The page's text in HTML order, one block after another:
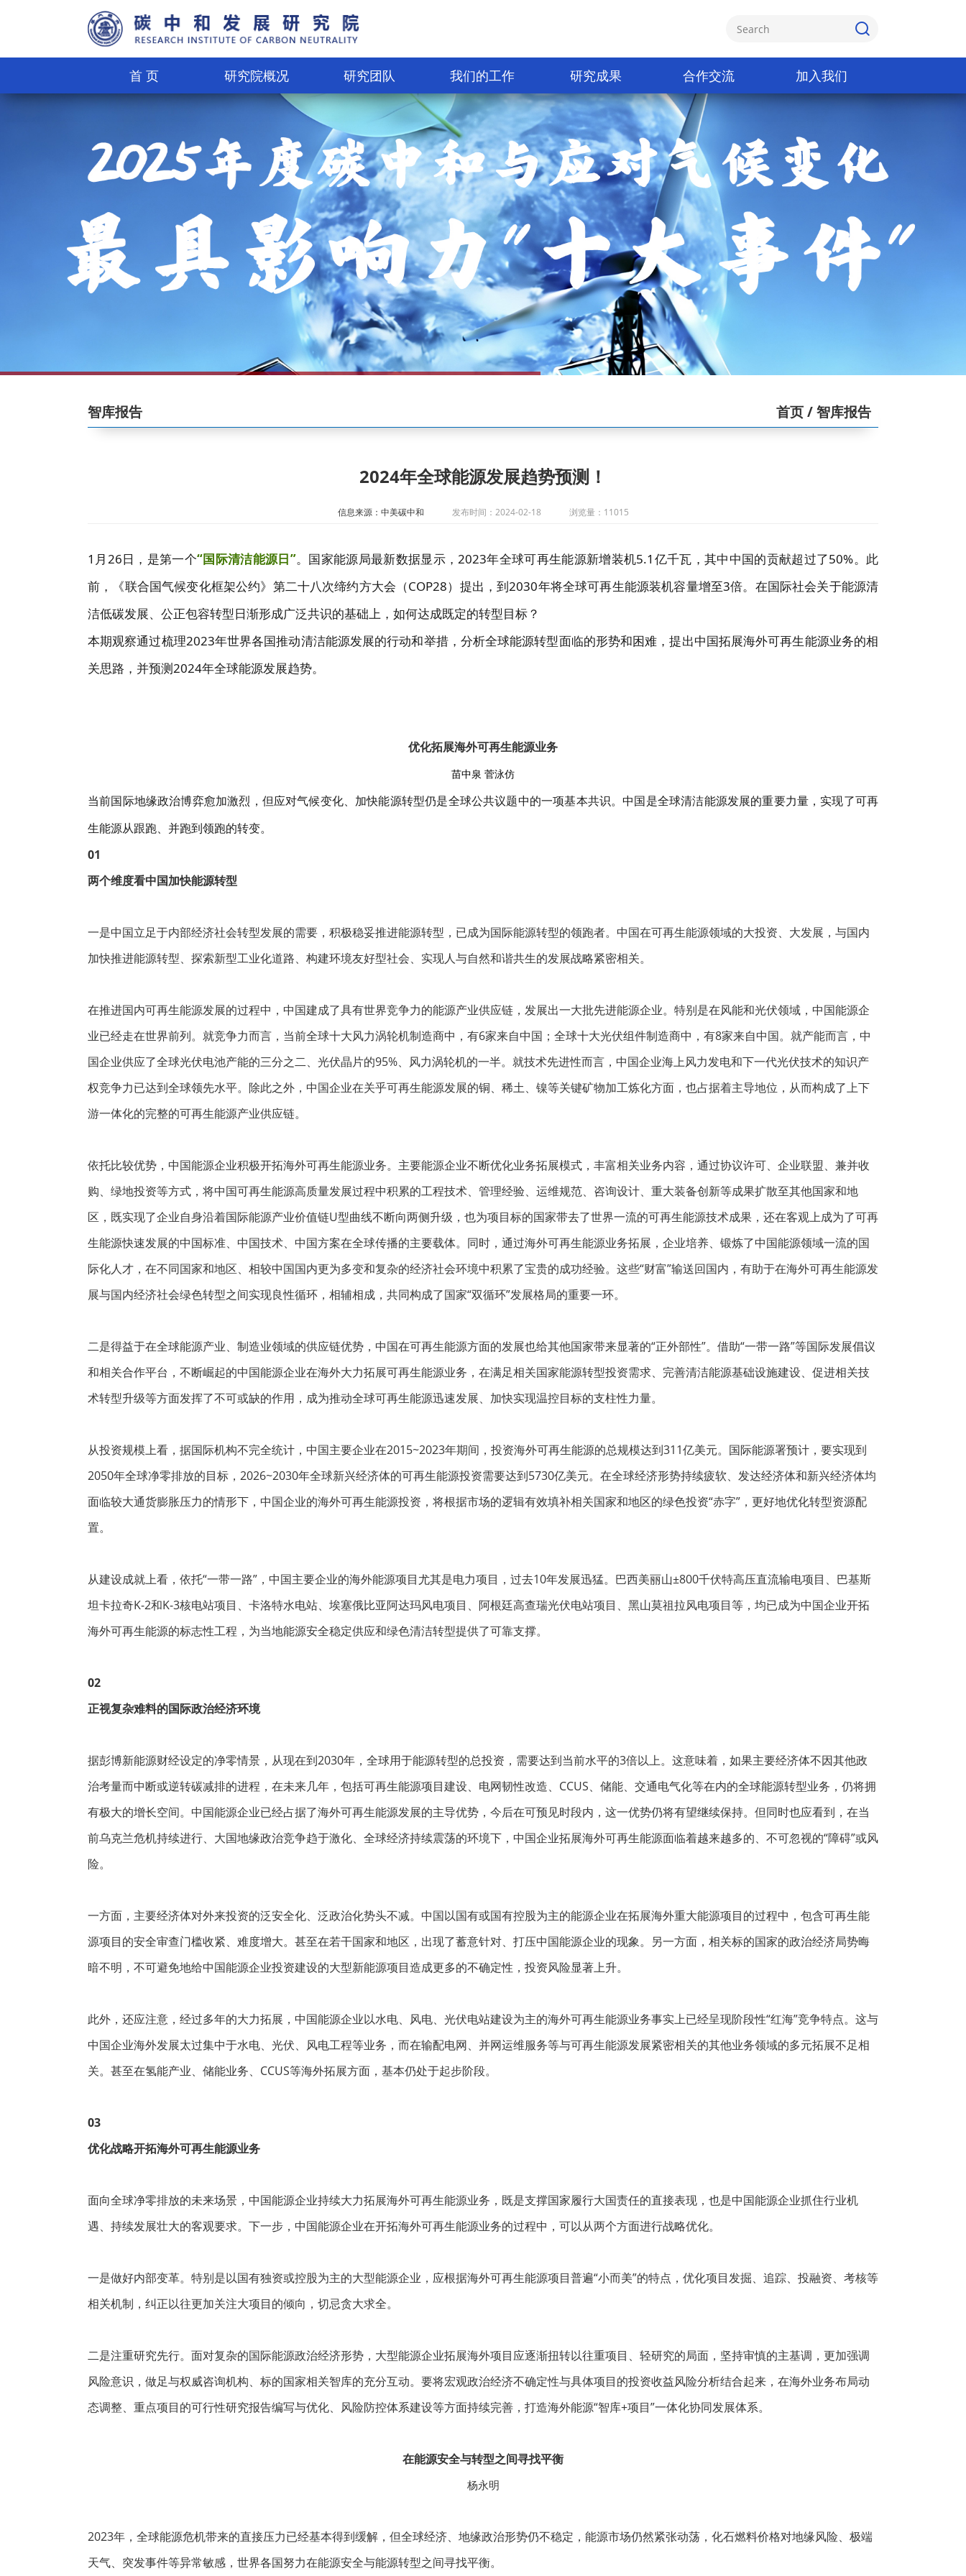
首 页 研究院概况 研究团队 我们的工作 研究成果 合作交流 加入我们
智库报告 首页/ 智库报告
2024年全球能源发展趋势预测！
信息来源：中美碳中和 发布时间：2024-02-18 浏览量：11015
1月26日，是第一个“国际清洁能源日”。国家能源局最新数据显示，2023年全球可再生能源新增装机5.1亿千瓦，其中中国的贡献超过了50%。此
前，《联合国气候变化框架公约》第二十八次缔约方大会（COP28）提出，到2030年将全球可再生能源装机容量增至3倍。在国际社会关于能源清
洁低碳发展、公正包容转型日渐形成广泛共识的基础上，如何达成既定的转型目标？
本期观察通过梳理2023年世界各国推动清洁能源发展的行动和举措，分析全球能源转型面临的形势和困难，提出中国拓展海外可再生能源业务的相
关思路，并预测2024年全球能源发展趋势。
优化拓展海外可再生能源业务
苗中泉 菅泳仿
当前国际地缘政治博弈愈加激烈，但应对气候变化、加快能源转型仍是全球公共议题中的一项基本共识。中国是全球清洁能源发展的重要力量，实现了可再
生能源从跟跑、并跑到领跑的转变。
01
两个维度看中国加快能源转型
一是中国立足于内部经济社会转型发展的需要，积极稳妥推进能源转型，已成为国际能源转型的领跑者。中国在可再生能源领域的大投资、大发展，与国内
加快推进能源转型、探索新型工业化道路、构建环境友好型社会、实现人与自然和谐共生的发展战略紧密相关。
在推进国内可再生能源发展的过程中，中国建成了具有世界竞争力的能源产业供应链，发展出一大批先进能源企业。特别是在风能和光伏领域，中国能源企
业已经走在世界前列。就竞争力而言，当前全球十大风力涡轮机制造商中，有6家来自中国；全球十大光伏组件制造商中，有8家来自中国。就产能而言，中
国企业供应了全球光伏电池产能的三分之二、光伏晶片的95%、风力涡轮机的一半。就技术先进性而言，中国企业海上风力发电和下一代光伏技术的知识产
权竞争力已达到全球领先水平。除此之外，中国企业在关乎可再生能源发展的铜、稀土、镍等关键矿物加工炼化方面，也占据着主导地位，从而构成了上下
游一体化的完整的可再生能源产业供应链。
依托比较优势，中国能源企业积极开拓海外可再生能源业务。主要能源企业不断优化业务拓展模式，丰富相关业务内容，通过协议许可、企业联盟、兼并收
购、绿地投资等方式，将中国可再生能源高质量发展过程中积累的工程技术、管理经验、运维规范、咨询设计、重大装备创新等成果扩散至其他国家和地
区，既实现了企业自身沿着国际能源产业价值链U型曲线不断向两侧升级，也为项目标的国家带去了世界一流的可再生能源技术成果，还在客观上成为了可再
生能源快速发展的中国标准、中国技术、中国方案在全球传播的主要载体。同时，通过海外可再生能源业务拓展，企业培养、锻炼了中国能源领域一流的国
际化人才，在不同国家和地区、相较中国国内更为多变和复杂的经济社会环境中积累了宝贵的成功经验。这些“财富”输送回国内，有助于在海外可再生能源发
展与国内经济社会绿色转型之间实现良性循环，相辅相成，共同构成了国家“双循环”发展格局的重要一环。
二是得益于在全球能源产业、制造业领域的供应链优势，中国在可再生能源方面的发展也给其他国家带来显著的“正外部性”。借助“一带一路”等国际发展倡议
和相关合作平台，不断崛起的中国能源企业在海外大力拓展可再生能源业务，在满足相关国家能源转型投资需求、完善清洁能源基础设施建设、促进相关技
术转型升级等方面发挥了不可或缺的作用，成为推动全球可再生能源迅速发展、加快实现温控目标的支柱性力量。
从投资规模上看，据国际机构不完全统计，中国主要企业在2015~2023年期间，投资海外可再生能源的总规模达到311亿美元。国际能源署预计，要实现到
2050年全球净零排放的目标，2026~2030年全球新兴经济体的可再生能源投资需要达到5730亿美元。在全球经济形势持续疲软、发达经济体和新兴经济体均
面临较大通货膨胀压力的情形下，中国企业的海外可再生能源投资，将根据市场的逻辑有效填补相关国家和地区的绿色投资“赤字”，更好地优化转型资源配
置。
从建设成就上看，依托“一带一路”，中国主要企业的海外能源项目尤其是电力项目，过去10年发展迅猛。巴西美丽山±800千伏特高压直流输电项目、巴基斯
坦卡拉奇K-2和K-3核电站项目、卡洛特水电站、埃塞俄比亚阿达玛风电项目、阿根廷高查瑞光伏电站项目、黑山莫祖拉风电项目等，均已成为中国企业开拓
海外可再生能源的标志性工程，为当地能源安全稳定供应和绿色清洁转型提供了可靠支撑。
02
正视复杂难料的国际政治经济环境
据彭博新能源财经设定的净零情景，从现在到2030年，全球用于能源转型的总投资，需要达到当前水平的3倍以上。这意味着，如果主要经济体不因其他政
治考量而中断或逆转碳减排的进程，在未来几年，包括可再生能源项目建设、电网韧性改造、CCUS、储能、交通电气化等在内的全球能源转型业务，仍将拥
有极大的增长空间。中国能源企业已经占据了海外可再生能源发展的主导优势，今后在可预见时段内，这一优势仍将有望继续保持。但同时也应看到，在当
前乌克兰危机持续进行、大国地缘政治竞争趋于激化、全球经济持续震荡的环境下，中国企业拓展海外可再生能源面临着越来越多的、不可忽视的“障碍”或风
险。
一方面，主要经济体对外来投资的泛安全化、泛政治化势头不减。中国以国有或国有控股为主的能源企业在拓展海外重大能源项目的过程中，包含可再生能
源项目的安全审查门槛收紧、难度增大。甚至在若干国家和地区，出现了蓄意针对、打压中国能源企业的现象。另一方面，相关标的国家的政治经济局势晦
暗不明，不可避免地给中国能源企业投资建设的大型新能源项目造成更多的不确定性，投资风险显著上升。
此外，还应注意，经过多年的大力拓展，中国能源企业以水电、风电、光伏电站建设为主的海外可再生能源业务事实上已经呈现阶段性“红海”竞争特点。这与
中国企业海外发展太过集中于水电、光伏、风电工程等业务，而在输配电网、并网运维服务等与可再生能源发展紧密相关的其他业务领域的多元拓展不足相
关。甚至在氢能产业、储能业务、CCUS等海外拓展方面，基本仍处于起步阶段。
03
优化战略开拓海外可再生能源业务
面向全球净零排放的未来场景，中国能源企业持续大力拓展海外可再生能源业务，既是支撑国家履行大国责任的直接表现，也是中国能源企业抓住行业机
遇、持续发展壮大的客观要求。下一步，中国能源企业在开拓海外可再生能源业务的过程中，可以从两个方面进行战略优化。
一是做好内部变革。特别是以国有独资或控股为主的大型能源企业，应根据海外可再生能源项目普遍“小而美”的特点，优化项目发掘、追踪、投融资、考核等
相关机制，纠正以往更加关注大项目的倾向，切忌贪大求全。
二是注重研究先行。面对复杂的国际能源政治经济形势，大型能源企业拓展海外项目应逐渐扭转以往重项目、轻研究的局面，坚持审慎的主基调，更加强调
风险意识，做足与权威咨询机构、标的国家相关智库的充分互动。要将宏观政治经济不确定性与具体项目的投资收益风险分析结合起来，在海外业务布局动
态调整、重点项目的可行性研究报告编写与优化、风险防控体系建设等方面持续完善，打造海外能源“智库+项目”一体化协同发展体系。
在能源安全与转型之间寻找平衡
杨永明
2023年，全球能源危机带来的直接压力已经基本得到缓解，但全球经济、地缘政治形势仍不稳定，能源市场仍然紧张动荡，化石燃料价格对地缘风险、极端
天气、突发事件等异常敏感，世界各国努力在能源安全与能源转型之间寻找平衡。